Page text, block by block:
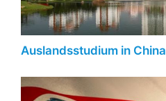
Auslandsstudium in China